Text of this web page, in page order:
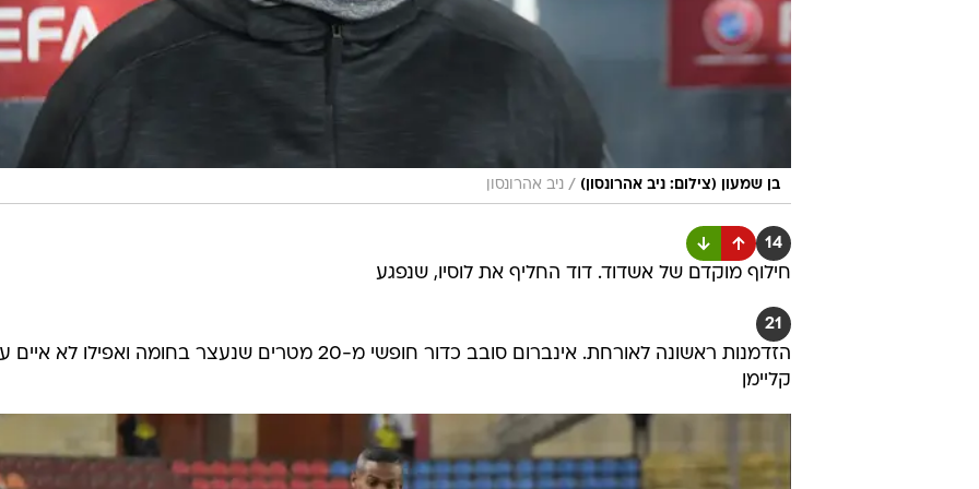
בן שמעון (צילום: ניב אהרונסון) / ניב אהרונסון
14
חילוף מוקדם של אשדוד. דוד החליף את לוסיו, שנפגע
21
הזדמנות ראשונה לאורחת. אינברום סובב כדור חופשי מ-20 מטרים שנעצר בחומה ואפילו לא
קליימן